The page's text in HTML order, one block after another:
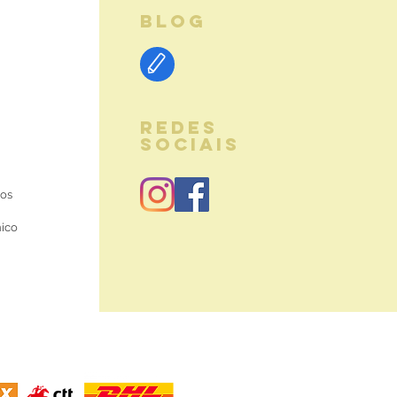
BLOG
REDES
SOCIAIS